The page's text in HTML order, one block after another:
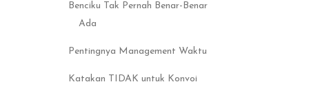
Benciku Tak Pernah Benar-Benar
Ada
Pentingnya Management Waktu
Katakan TIDAK untuk Konvoi